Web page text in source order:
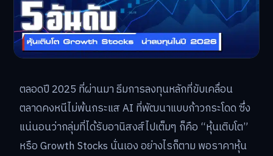
ตลอดปี 2025 ที่ผ่านมา ธีมการลงทุนหลักที่ขับเคลื่อน
ตลาดคงหนีไม่พ้นกระแส AI ที่พัฒนาแบบก้าวกระโดด ซึ่ง
แน่นอนว่ากลุ่มที่ได้รับอานิสงส์ไปเต็มๆ ก็คือ “หุ้นเติบโต”
หรือ Growth Stocks นั่นเอง อย่างไรก็ตาม พอราคาหุ้น